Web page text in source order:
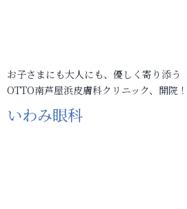
お子さまにも大人にも、優しく寄り添う
OTTO南芦屋浜皮膚科クリニック、開院！
いわみ眼科